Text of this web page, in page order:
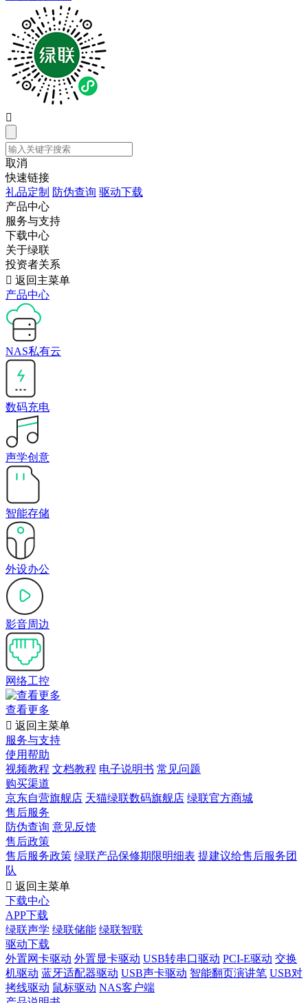

取消
快速链接
礼品定制 防伪查询 驱动下载
产品中心
服务与支持
下载中心
关于绿联
投资者关系
 返回主菜单
产品中心
NAS私有云
数码充电
声学创意
智能存储
外设办公
影音周边
网络工控
查看更多
 返回主菜单
服务与支持
使用帮助
视频教程 文档教程 电子说明书 常见问题
购买渠道
京东自营旗舰店 天猫绿联数码旗舰店 绿联官方商城
售后服务
防伪查询 意见反馈
售后政策
售后服务政策 绿联产品保修期限明细表 提建议给售后服务团
队
 返回主菜单
下载中心
APP下载
绿联声学 绿联储能 绿联智联
驱动下载
外置网卡驱动 外置显卡驱动 USB转串口驱动 PCI-E驱动 交换
机驱动 蓝牙适配器驱动 USB声卡驱动 智能翻页演讲笔 USB对
拷线驱动 鼠标驱动 NAS客户端